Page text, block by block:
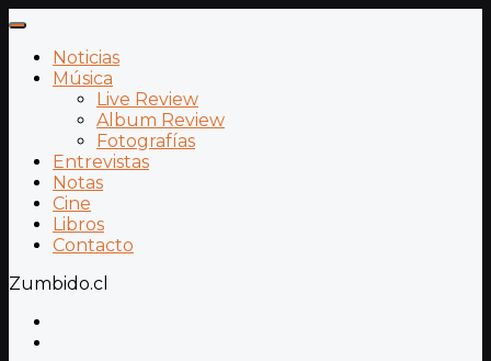
Noticias
Música
Live Review
Album Review
Fotografías
Entrevistas
Notas
Cine
Libros
Contacto
Zumbido.cl